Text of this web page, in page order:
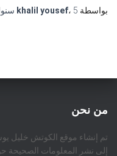
بواسطة
khalil yousef، 5 سنوات
من نحن
إلى نشر المعلومات الصحيحة